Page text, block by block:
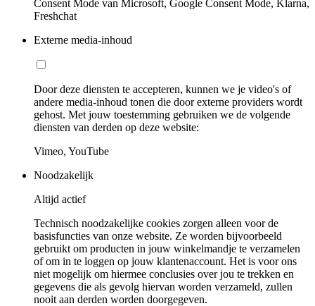
Consent Mode van Microsoft, Google Consent Mode, Klarna,
Freshchat
Externe media-inhoud
Door deze diensten te accepteren, kunnen we je video's of
andere media-inhoud tonen die door externe providers wordt
gehost. Met jouw toestemming gebruiken we de volgende
diensten van derden op deze website:
Vimeo, YouTube
Noodzakelijk
Altijd actief
Technisch noodzakelijke cookies zorgen alleen voor de
basisfuncties van onze website. Ze worden bijvoorbeeld
gebruikt om producten in jouw winkelmandje te verzamelen
of om in te loggen op jouw klantenaccount. Het is voor ons
niet mogelijk om hiermee conclusies over jou te trekken en
gegevens die als gevolg hiervan worden verzameld, zullen
nooit aan derden worden doorgegeven.